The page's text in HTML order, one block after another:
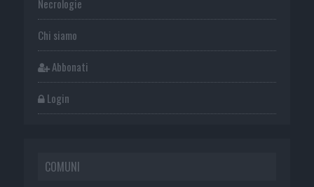
Necrologie
Chi siamo
Abbonati
Login
COMUNI